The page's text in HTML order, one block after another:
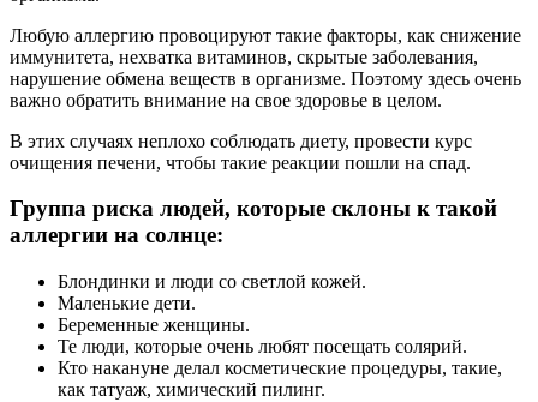
Любую аллергию провоцируют такие факторы, как снижение
иммунитета, нехватка витаминов, скрытые заболевания,
нарушение обмена веществ в организме. Поэтому здесь очень
важно обратить внимание на свое здоровье в целом.
В этих случаях неплохо соблюдать диету, провести курс
очищения печени, чтобы такие реакции пошли на спад.
Группа риска людей, которые склоны к такой
аллергии на солнце:
Блондинки и люди со светлой кожей.
Маленькие дети.
Беременные женщины.
Те люди, которые очень любят посещать солярий.
Кто накануне делал косметические процедуры, такие,
как татуаж, химический пилинг.